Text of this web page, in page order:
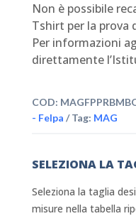
Non è possibile
Tshirt per la prova
Per informazioni
direttamente
COD:
- Felpa
Tag: MAG
SELEZIONA LA
Seleziona la taglia
misure nella tabella